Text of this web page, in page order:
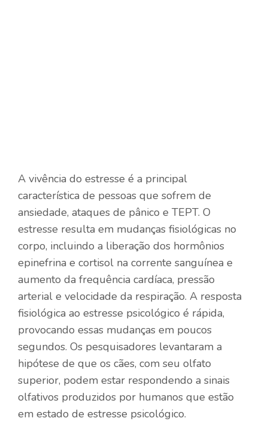
A vivência do estresse é a principal
característica de pessoas que sofrem de
ansiedade, ataques de pânico e TEPT. O
estresse resulta em mudanças fisiológicas no
corpo, incluindo a liberação dos hormônios
epinefrina e cortisol na corrente sanguínea e
aumento da frequência cardíaca, pressão
arterial e velocidade da respiração. A resposta
fisiológica ao estresse psicológico é rápida,
provocando essas mudanças em poucos
segundos. Os pesquisadores levantaram a
hipótese de que os cães, com seu olfato
superior, podem estar respondendo a sinais
olfativos produzidos por humanos que estão
em estado de estresse psicológico.